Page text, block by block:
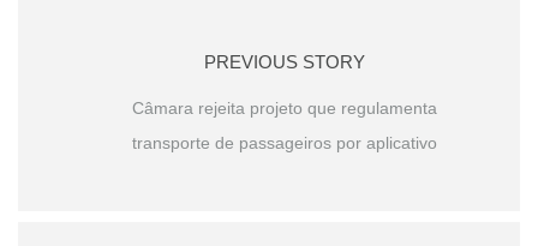
PREVIOUS STORY
Câmara rejeita projeto que regulamenta
transporte de passageiros por aplicativo